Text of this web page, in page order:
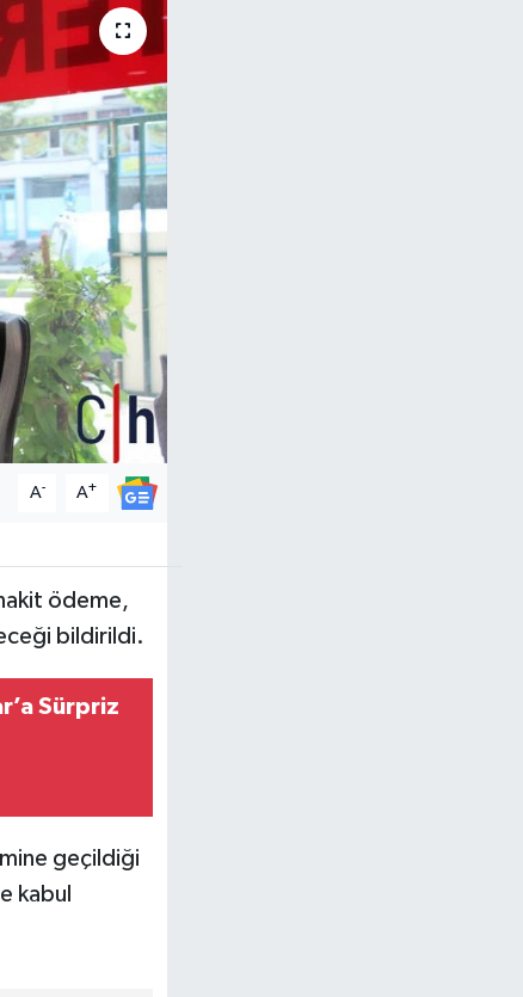
A- A+
ödeme,
bildirildi.
Sürpriz
geçildiği
kabul